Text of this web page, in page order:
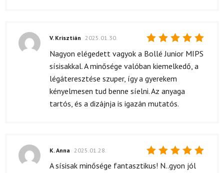
Értékelés:
V. Krisztián 2025.01.30.
Nagyon elégedett vagyok a Bollé Junior MIPS
sísisakkal. A minősége valóban kiemelkedő, a
légáteresztése szuper, így a gyerekem
kényelmesen tud benne síelni. Az anyaga
tartós, és a dizájnja is igazán mutatós.
Értékelés:
K. Anna 2025.01.28.
A sísisak minősége fantasztikus! N..gyon jól